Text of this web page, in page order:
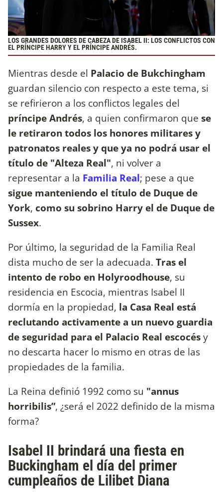
LOS GRANDES DOLORES DE CABEZA DE ISABEL II: LOS CONFLICTOS CON
EL PRÍNCIPE HARRY Y EL PRÍNCIPE ANDRÉS.
Mientras desde el Palacio de Bukchingham
guardan silencio con respecto a este tema, si
se refirieron a los conflictos legales del
príncipe Andrés, a quien confirmaron que se
le retiraron todos los honores militares y
patronatos reales y que ya no podrá usar el
título de "Alteza Real", ni volver a
representar a la Familia Real; pese a que
sigue manteniendo el título de Duque de
York, como su sobrino Harry el de Duque de
Sussex.
Por último, la seguridad de la Familia Real
dista mucho de ser la adecuada. Tras el
intento de robo en Holyroodhouse, su
residencia en Escocia, mientras Isabel II
dormía en la propiedad, la Casa Real está
reclutando activamente a un nuevo guardia
de seguridad para el Palacio Real escocésy
no descarta hacer lo mismo en otras de las
propiedades de la familia.
La Reina definió 1992 como su "annus
horribilis”, ¿será el 2022 definido de la misma
forma?
Isabel II brindará una fiesta en
Buckingham el día del primer
cumpleaños de Lilibet Diana